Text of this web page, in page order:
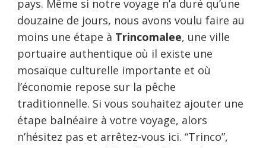
pays. Même si notre voyage n’a duré qu’une
douzaine de jours, nous avons voulu faire au
moins une étape à Trincomalee, une ville
portuaire authentique où il existe une
mosaïque culturelle importante et où
l’économie repose sur la pêche
traditionnelle. Si vous souhaitez ajouter une
étape balnéaire à votre voyage, alors
n’hésitez pas et arrêtez-vous ici. “Trinco”,